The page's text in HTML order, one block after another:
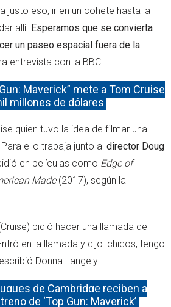
justo eso, ir en un cohete hasta la
allí. Esperamos que se convierta
un paseo espacial fuera de la
entrevista con la BBC.
Maverick” mete a Tom Cruise
millones de dólares
quien tuvo la idea de filmar una
ello trabaja junto al director Doug
en películas como Edge of
Made(2017), según la
pidió hacer una llamada de
en la llamada y dijo: chicos, tengo
Donna Langely.
de Cambridge reciben a
de ‘Top Gun: Maverick’